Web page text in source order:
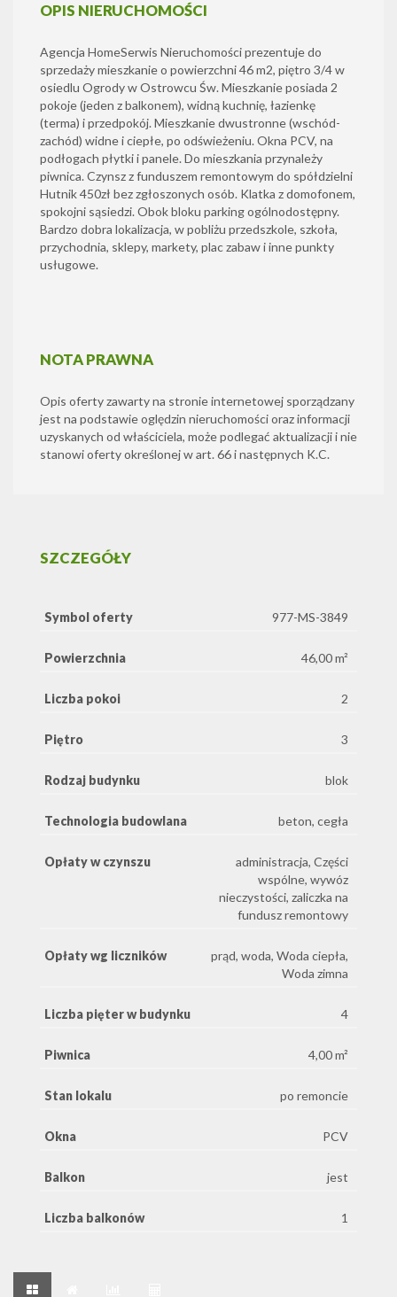
OPIS NIERUCHOMOŚCI
Agencja HomeSerwis Nieruchomości prezentuje do
sprzedaży mieszkanie o powierzchni 46 m2, piętro 3/4 w
osiedlu Ogrody w Ostrowcu Św. Mieszkanie posiada 2
pokoje (jeden z balkonem), widną kuchnię, łazienkę
(terma) i przedpokój. Mieszkanie dwustronne (wschód-
zachód) widne i ciepłe, po odświeżeniu. Okna PCV, na
podłogach płytki i panele. Do mieszkania przynależy
piwnica. Czynsz z funduszem remontowym do spółdzielni
Hutnik 450zł bez zgłoszonych osób. Klatka z domofonem,
spokojni sąsiedzi. Obok bloku parking ogólnodostępny.
Bardzo dobra lokalizacja, w pobliżu przedszkole, szkoła,
przychodnia, sklepy, markety, plac zabaw i inne punkty
usługowe.
NOTA PRAWNA
Opis oferty zawarty na stronie internetowej sporządzany
jest na podstawie oględzin nieruchomości oraz informacji
uzyskanych od właściciela, może podlegać aktualizacji i nie
stanowi oferty określonej w art. 66 i następnych K.C.
SZCZEGÓŁY
Symbol oferty 977-MS-3849
Powierzchnia 46,00 m²
Liczba pokoi 2
Piętro 3
Rodzaj budynku blok
Technologia budowlana beton, cegła
Opłaty w czynszu
administracja, Części
wspólne, wywóz
nieczystości, zaliczka na
fundusz remontowy
Opłaty wg liczników
prąd, woda, Woda ciepła,
Woda zimna
Liczba pięter w budynku 4
Piwnica 4,00 m²
Stan lokalu po remoncie
Okna PCV
Balkon jest
Liczba balkonów 1